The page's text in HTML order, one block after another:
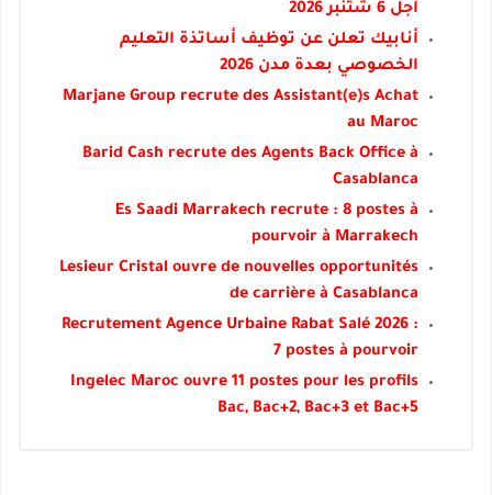
أجل 6 شتنبر 2026
أنابيك تعلن عن توظيف أساتذة التعليم
الخصوصي بعدة مدن 2026
Marjane Group recrute des Assistant(e)s Achat
au Maroc
Barid Cash recrute des Agents Back Office à
Casablanca
Es Saadi Marrakech recrute : 8 postes à
pourvoir à Marrakech
Lesieur Cristal ouvre de nouvelles opportunités
de carrière à Casablanca
Recrutement Agence Urbaine Rabat Salé 2026 :
7 postes à pourvoir
Ingelec Maroc ouvre 11 postes pour les profils
Bac, Bac+2, Bac+3 et Bac+5